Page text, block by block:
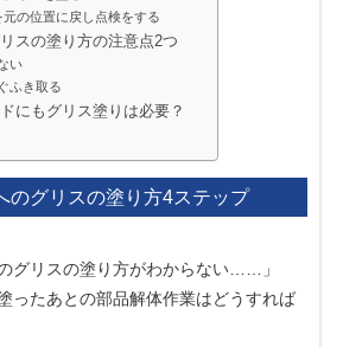
の位置に戻し点検をする
スの塗り方の注意点2つ
い
ふき取る
にもグリス塗りは必要？
のグリスの塗り方4ステップ
グリスの塗り方がわからない……」
ったあとの部品解体作業はどうすれば